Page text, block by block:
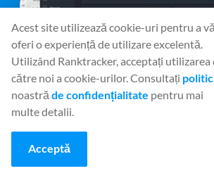
Social Media
Acest site utilizează cookie-uri pentru a vă
oferi o experiență de utilizare excelentă.
Utilizând Ranktracker, acceptați utilizarea
către noi a cookie-urilor. Consultați
noastră de confidențialitate pentru mai
multe detalii.
Acceptă